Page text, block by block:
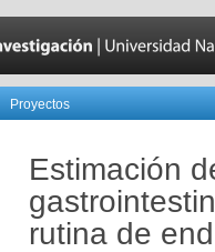
Proyectos
Estimación
rutina de